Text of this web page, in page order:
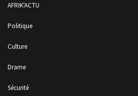
AFRIK'ACTU
Politique
Culture
Drame
Sécurité